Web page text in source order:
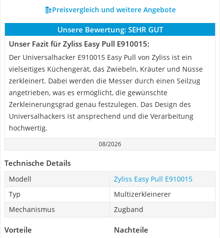
Preisvergleich und weitere Angebote
Unsere Bewertung: SEHR GUT
Unser Fazit für Zyliss Easy Pull E910015:
Der Universalhacker E910015 Easy Pull von Zyliss ist ein
vielseitiges Küchengerät, das Zwiebeln, Kräuter und Nüsse
zerkleinert. Dabei werden die Messer durch einen Seilzug
angetrieben, was es ermöglicht, die gewünschte
Zerkleinerungsgrad genau festzulegen. Das Design des
Universalhackers ist ansprechend und die Verarbeitung
hochwertig.
08/2026
Technische Details
Modell
Zyliss Easy Pull E910015
Typ
Multizerkleinerer
Mechanismus
Zugband
Vorteile Nachteile